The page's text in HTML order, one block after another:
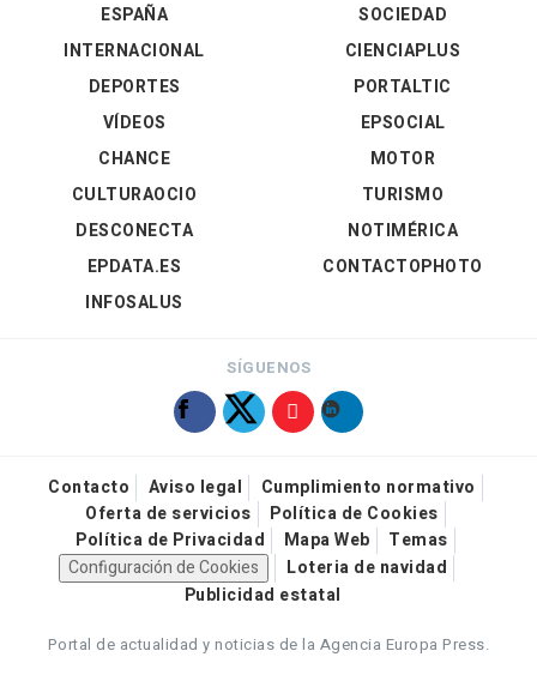
ESPAÑA
INTERNACIONAL
DEPORTES
VÍDEOS
SOCIEDAD
CIENCIAPLUS
PORTALTIC
EPSOCIAL
CHANCE
CULTURAOCIO
DESCONECTA
EPDATA.ES
INFOSALUS
MOTOR
TURISMO
NOTIMÉRICA
CONTACTOPHOTO
SÍGUENOS
Contacto Aviso legal
Cumplimiento normativo
Oferta de servicios
Política de Cookies
Política de Privacidad
Mapa Web
Temas
Configuración de Cookies
Loteria de navidad
Publicidad estatal
Portal de actualidad y noticias de la Agencia Europa Press.